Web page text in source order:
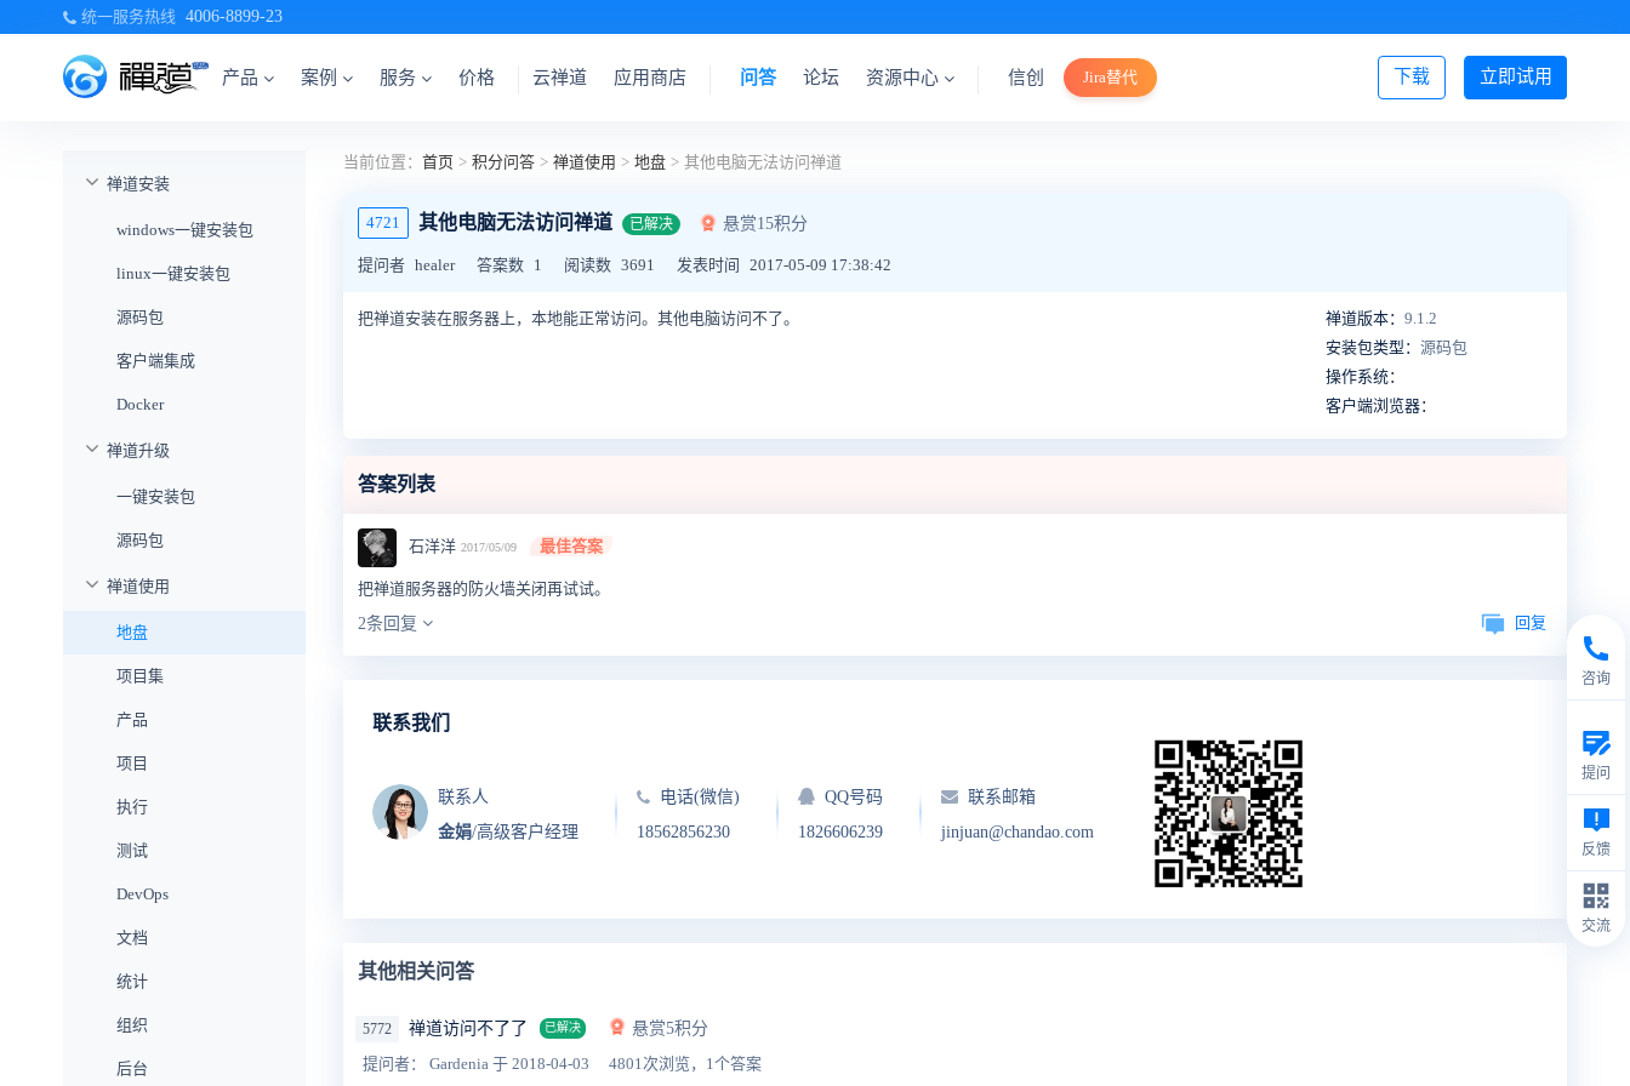
统一服务热线 4006-8899-23
产品 案例 服务 价格 立即试用
下载
云禅道 应用商店 问答 论坛 资源中心 信创 Jira替代 登录/注册
禅道安装
windows一键安装包
linux一键安装包
源码包
客户端集成
Docker
禅道升级
一键安装包
源码包
禅道使用
地盘
项目集
产品
项目
执行
测试
DevOps
文档
统计
组织
后台
当前位置： 首页 > 积分问答 > 禅道使用 > 地盘 > 其他电脑无法访问禅道
4721 其他电脑无法访问禅道 已解决 悬赏15积分
提问者 healer 答案数 1 阅读数 3691 发表时间 2017-05-09 17:38:42
把禅道安装在服务器上，本地能正常访问。其他电脑访问不了。 禅道版本： 9.1.2
安装包类型： 源码包
操作系统：
客户端浏览器：
答案列表
石洋洋 2017/05/09 最佳答案
把禅道服务器的防火墙关闭再试试。
2条回复
回复
联系我们
联系人
金娟/高级客户经理
电话(微信)
18562856230
QQ号码
1826606239
联系邮箱
jinjuan@chandao.com
其他相关问答
5772 禅道访问不了了 已解决
悬赏5积分
提问者： Gardenia 于 2018-04-03 4801次浏览，1个答案
咨询
提问
反馈
交流